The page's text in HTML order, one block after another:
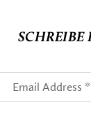
SCHREIBE